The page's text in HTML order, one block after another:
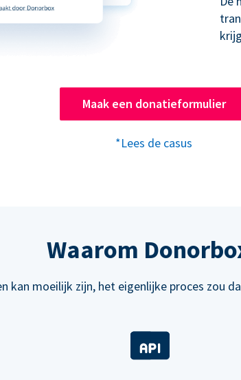
Maak een donatieformulier
*Lees de casus
Waarom
kan moeilijk zijn, het eigenlijke proces zou